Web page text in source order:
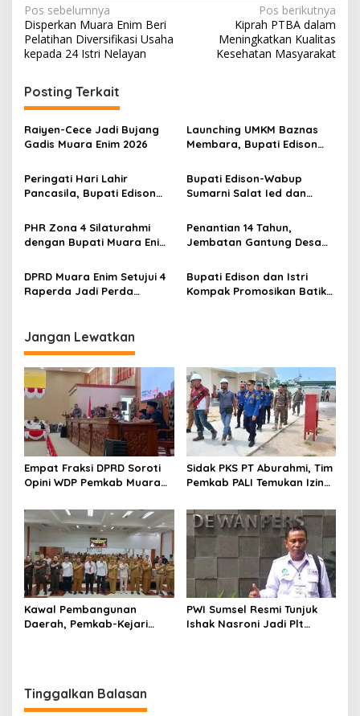
N
a
v
i
g
a
s
i
p
s
Pos sebelumnya
Disperkan Muara Enim Beri
Pelatihan Diversifikasi Usaha
kepada 24 Istri Nelayan
Pos berikutnya
Kiprah PTBA dalam
Meningkatkan Kualitas
Kesehatan Masyarakat
Posting Terkait
Raiyen-Cece Jadi Bujang
Gadis Muara Enim 2026
Launching UMKM Baznas
Membara, Bupati Edison
Usaha kepada 200
Mustahik
Peringati Hari Lahir
Pancasila, Bupati Edison
Perkokoh Persatuan dan
Kawal Pembangunan
Bupati Edison-Wabup
Sumarni Salat Ied dan
di Masjid Agung
PHR Zona 4 Silaturahmi
dengan Bupati Muara Enim
Sinergi Dukung Ketahanan
Energi Nasional
Penantian 14 Tahun,
Jembatan Gantung Desa
DPRD Muara Enim Setujui 4
Raperda Jadi Perda
Bupati Edison dan Istri
Kompak Promosikan Batik
Jangan Lewatkan
Empat Fraksi DPRD Soroti
Opini WDP Pemkab Muara
Kelola Keuangan
Sidak PKS PT Aburahmi, Tim
Pemkab PALI Temukan Izin
Kawal Pembangunan
Daerah, Pemkab-Kejari
PWI Sumsel Resmi Tunjuk
Ishak Nasroni Jadi Plt
Tinggalkan Balasan